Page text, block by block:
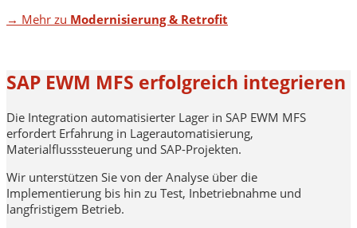
→ Mehr zu Modernisierung & Retrofit
SAP EWM MFS erfolgreich integrieren
Die Integration automatisierter Lager in SAP EWM MFS
erfordert Erfahrung in Lagerautomatisierung,
Materialflusssteuerung und SAP-Projekten.
Wir unterstützen Sie von der Analyse über die
Implementierung bis hin zu Test, Inbetriebnahme und
langfristigem Betrieb.